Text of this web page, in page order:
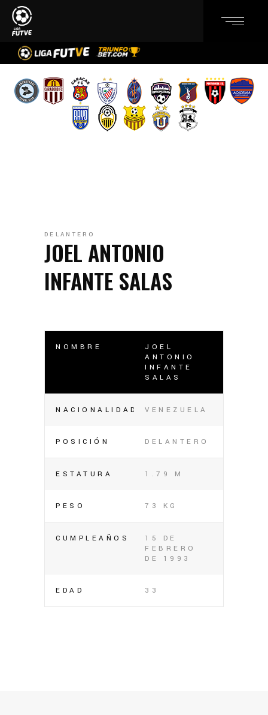
DELANTERO
JOEL ANTONIO
INFANTE SALAS
NOMBRE
JOEL
ANTONIO
INFANTE
SALAS
NACIONALIDAD VENEZUELA
POSICIÓN DELANTERO
ESTATURA 1.79 M
PESO 73 KG
CUMPLEAÑOS
15 DE
FEBRERO
DE 1993
EDAD 33